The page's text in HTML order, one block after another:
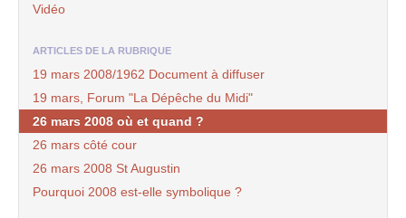
Vidéo
ARTICLES DE LA RUBRIQUE
19 mars 2008/1962 Document à diffuser
19 mars, Forum "La Dépêche du Midi"
26 mars 2008 où et quand ?
26 mars côté cour
26 mars 2008 St Augustin
Pourquoi 2008 est-elle symbolique ?